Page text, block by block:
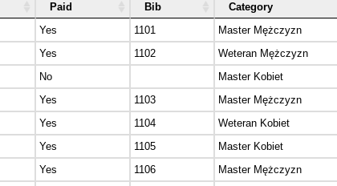
Paid Bib
Category
Yes 1101
Master Mężczyzn
Yes 1102
Weteran Mężczyzn
No
Master Kobiet
Yes 1103
Master Mężczyzn
Yes 1104
Weteran Kobiet
Yes 1105
Master Kobiet
Yes 1106
Master Mężczyzn